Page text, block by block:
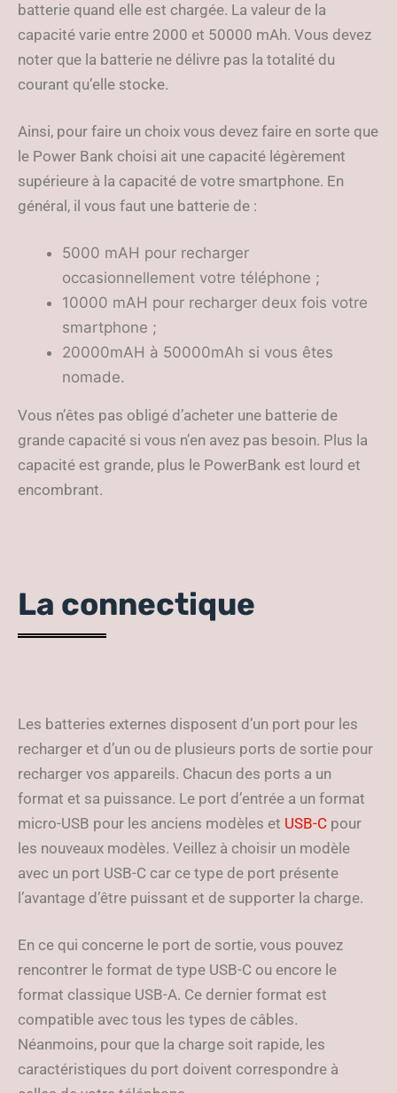
batterie quand elle est chargée. La valeur de la
capacité varie entre 2000 et 50000 mAh. Vous devez
noter que la batterie ne délivre pas la totalité du
courant qu’elle stocke.
Ainsi, pour faire un choix vous devez faire en sorte que
le Power Bank choisi ait une capacité légèrement
supérieure à la capacité de votre smartphone. En
général, il vous faut une batterie de :
5000 mAH pour recharger
occasionnellement votre téléphone ;
10000 mAH pour recharger deux fois votre
smartphone ;
20000mAH à 50000mAh si vous êtes
nomade.
Vous n’êtes pas obligé d’acheter une batterie de
grande capacité si vous n’en avez pas besoin. Plus la
capacité est grande, plus le PowerBank est lourd et
encombrant.
La connectique
Les batteries externes disposent d’un port pour les
recharger et d’un ou de plusieurs ports de sortie pour
recharger vos appareils. Chacun des ports a un
format et sa puissance. Le port d’entrée a un format
micro-USB pour les anciens modèles et USB-C pour
les nouveaux modèles. Veillez à choisir un modèle
avec un port USB-C car ce type de port présente
l’avantage d’être puissant et de supporter la charge.
En ce qui concerne le port de sortie, vous pouvez
rencontrer le format de type USB-C ou encore le
format classique USB-A. Ce dernier format est
compatible avec tous les types de câbles.
Néanmoins, pour que la charge soit rapide, les
caractéristiques du port doivent correspondre à